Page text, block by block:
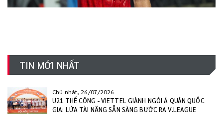
TIN MỚI NHẤT
Chủ nhật, 26/07/2026
U21 THỂ CÔNG - VIETTEL GIÀNH NGÔI Á QUÂN QUỐC
GIA: LỨA TÀI NĂNG SẴN SÀNG BƯỚC RA V.LEAGUE